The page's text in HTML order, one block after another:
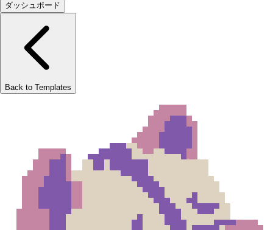
ダッシュボード
Back to Templates